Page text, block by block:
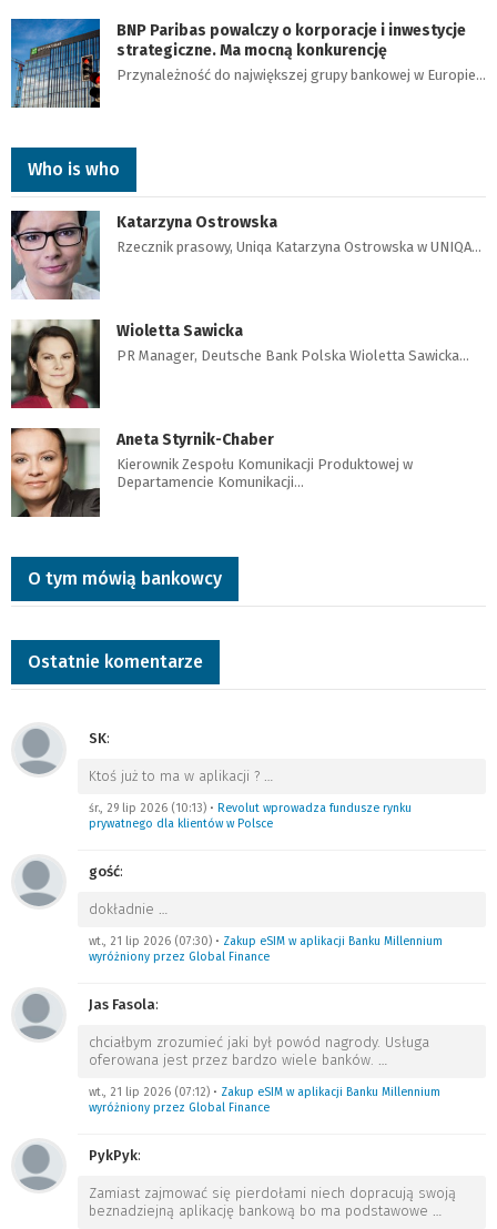
BNP Paribas powalczy o korporacje i inwestycje
strategiczne. Ma mocną konkurencję
Przynależność do największej grupy bankowej w Europie…
Who is who
Katarzyna Ostrowska
Rzecznik prasowy, Uniqa Katarzyna Ostrowska w UNIQA…
Wioletta Sawicka
PR Manager, Deutsche Bank Polska Wioletta Sawicka…
Aneta Styrnik-Chaber
Kierownik Zespołu Komunikacji Produktowej w
Departamencie Komunikacji…
O tym mówią bankowcy
Ostatnie komentarze
SK:
Ktoś już to ma w aplikacji ?
śr., 29 lip 2026 (10:13) • Revolut wprowadza fundusze rynku
prywatnego dla klientów w Polsce
gość:
dokładnie
wt., 21 lip 2026 (07:30) • Zakup eSIM w aplikacji Banku Millennium
wyróżniony przez Global Finance
Jas Fasola:
chciałbym zrozumieć jaki był powód nagrody. Usługa
oferowana jest przez bardzo wiele banków.
wt., 21 lip 2026 (07:12) • Zakup eSIM w aplikacji Banku Millennium
wyróżniony przez Global Finance
PykPyk:
Zamiast zajmować się pierdołami niech dopracują swoją
beznadziejną aplikację bankową bo ma podstawowe